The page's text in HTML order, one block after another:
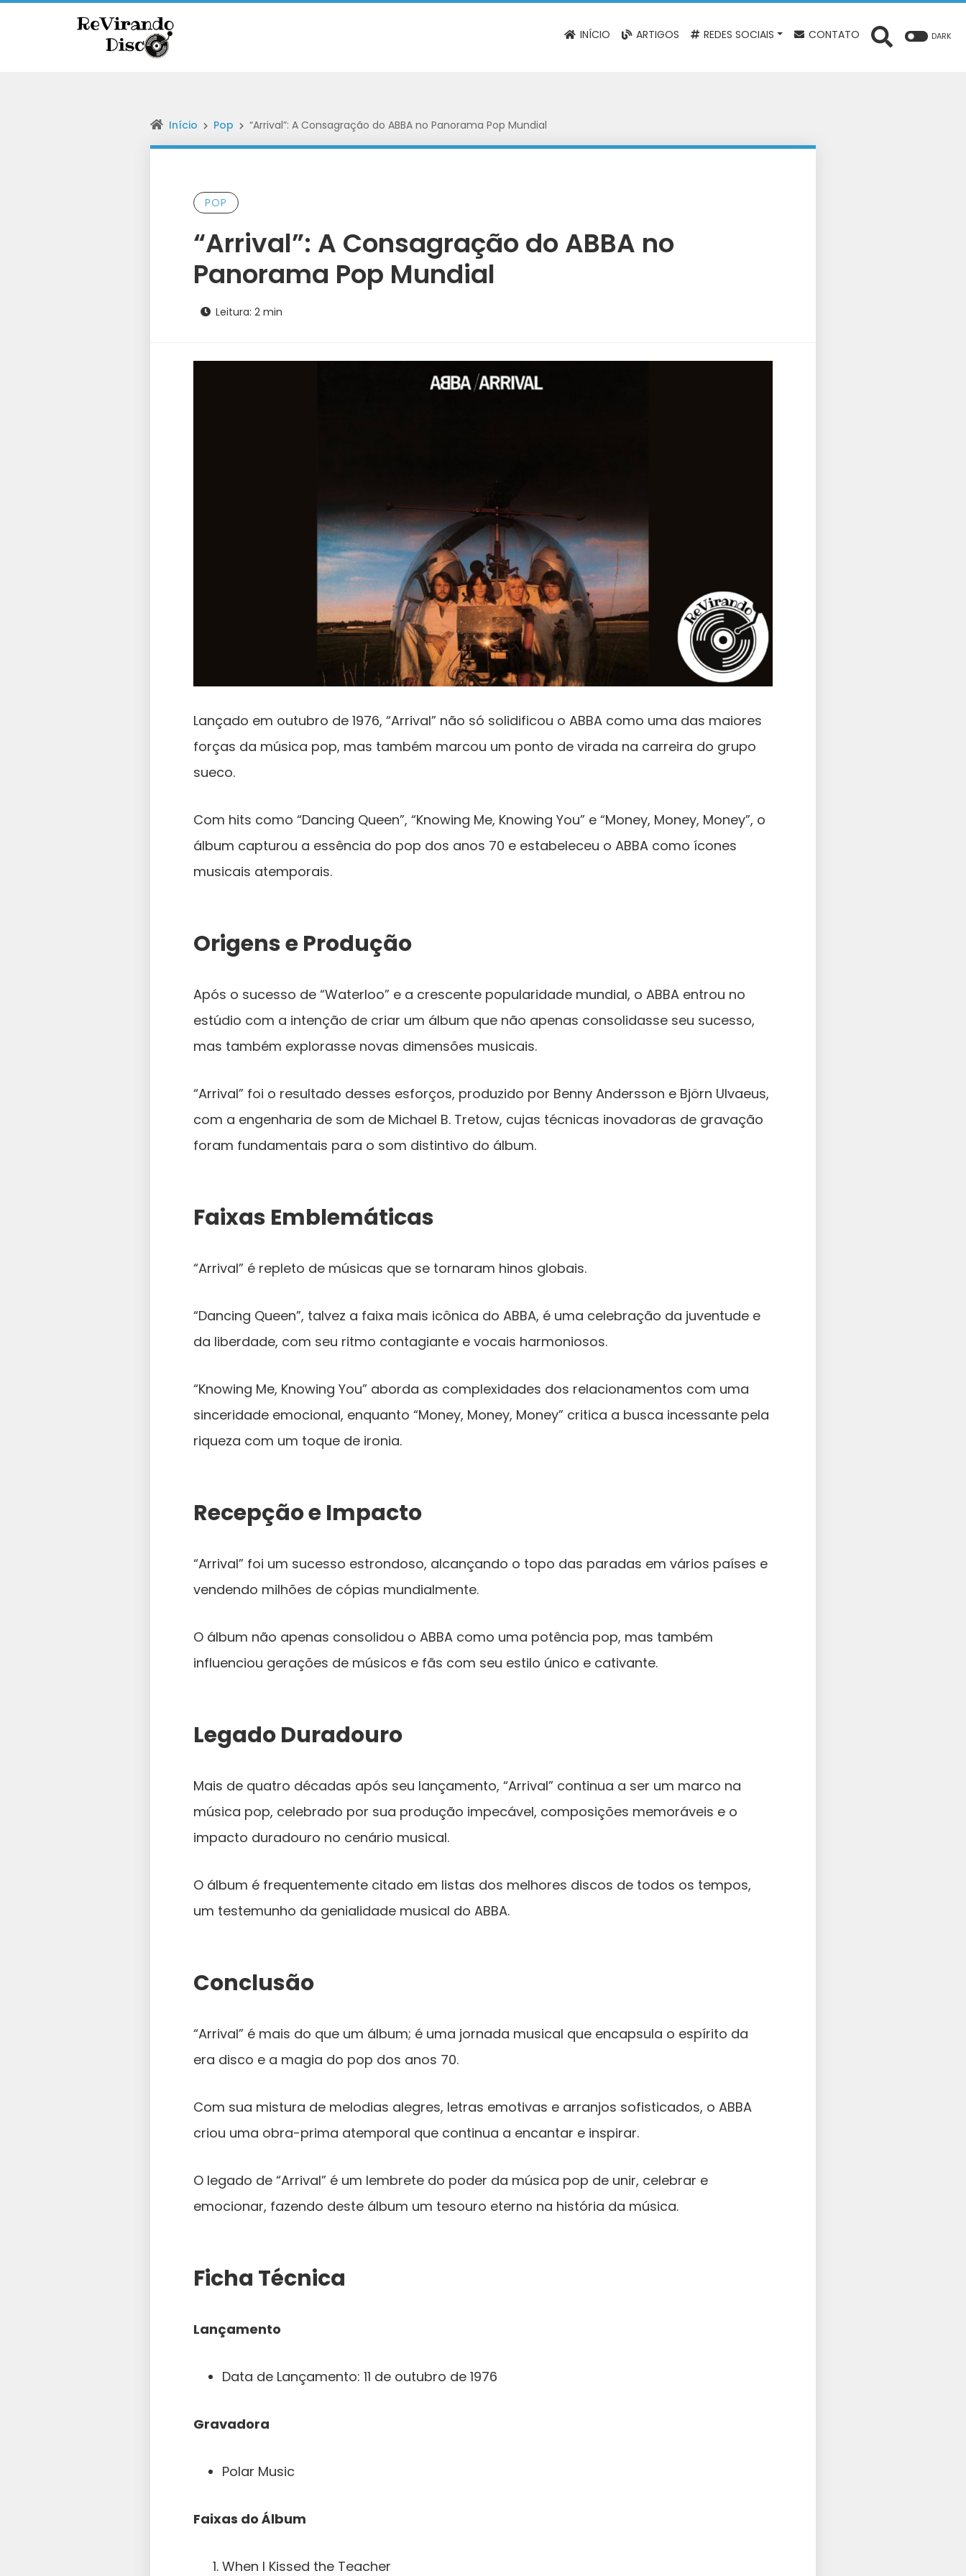
INÍCIO ARTIGOS REDES SOCIAIS CONTATO DARK
Início Pop “Arrival”: A Consagração do ABBA no Panorama Pop Mundial
POP
“Arrival”: A Consagração do ABBA no
Panorama Pop Mundial
Leitura: 2 min
Lançado em outubro de 1976, “Arrival” não só solidificou o ABBA como uma das maiores
forças da música pop, mas também marcou um ponto de virada na carreira do grupo
sueco.
Com hits como “Dancing Queen”, “Knowing Me, Knowing You” e “Money, Money, Money”, o
álbum capturou a essência do pop dos anos 70 e estabeleceu o ABBA como ícones
musicais atemporais.
Origens e Produção
Após o sucesso de “Waterloo” e a crescente popularidade mundial, o ABBA entrou no
estúdio com a intenção de criar um álbum que não apenas consolidasse seu sucesso,
mas também explorasse novas dimensões musicais.
“Arrival” foi o resultado desses esforços, produzido por Benny Andersson e Björn Ulvaeus,
com a engenharia de som de Michael B. Tretow, cujas técnicas inovadoras de gravação
foram fundamentais para o som distintivo do álbum.
Faixas Emblemáticas
“Arrival” é repleto de músicas que se tornaram hinos globais.
“Dancing Queen”, talvez a faixa mais icônica do ABBA, é uma celebração da juventude e
da liberdade, com seu ritmo contagiante e vocais harmoniosos.
“Knowing Me, Knowing You” aborda as complexidades dos relacionamentos com uma
sinceridade emocional, enquanto “Money, Money, Money” critica a busca incessante pela
riqueza com um toque de ironia.
Recepção e Impacto
“Arrival” foi um sucesso estrondoso, alcançando o topo das paradas em vários países e
vendendo milhões de cópias mundialmente.
O álbum não apenas consolidou o ABBA como uma potência pop, mas também
influenciou gerações de músicos e fãs com seu estilo único e cativante.
Legado Duradouro
Mais de quatro décadas após seu lançamento, “Arrival” continua a ser um marco na
música pop, celebrado por sua produção impecável, composições memoráveis e o
impacto duradouro no cenário musical.
O álbum é frequentemente citado em listas dos melhores discos de todos os tempos,
um testemunho da genialidade musical do ABBA.
Conclusão
“Arrival” é mais do que um álbum; é uma jornada musical que encapsula o espírito da
era disco e a magia do pop dos anos 70.
Com sua mistura de melodias alegres, letras emotivas e arranjos sofisticados, o ABBA
criou uma obra-prima atemporal que continua a encantar e inspirar.
O legado de “Arrival” é um lembrete do poder da música pop de unir, celebrar e
emocionar, fazendo deste álbum um tesouro eterno na história da música.
Ficha Técnica
Lançamento
Data de Lançamento: 11 de outubro de 1976
Gravadora
Polar Music
Faixas do Álbum
When I Kissed the Teacher